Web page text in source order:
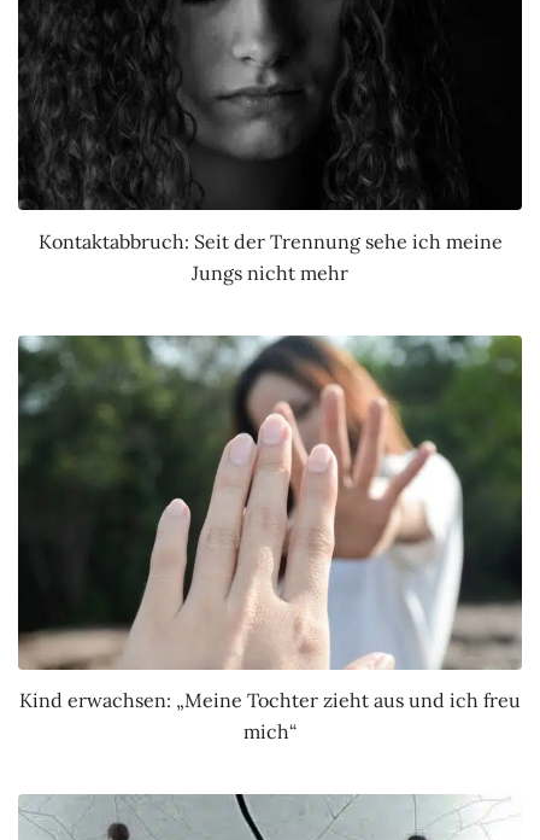
Kontaktabbruch: Seit der Trennung sehe ich meine
Jungs nicht mehr
Kind erwachsen: „Meine Tochter zieht aus und ich freu
mich“